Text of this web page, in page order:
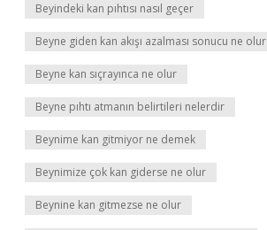
Beyindeki kan pıhtısı nasıl geçer
Beyne giden kan akışı azalması sonucu ne olur
Beyne kan sıçrayınca ne olur
Beyne pıhtı atmanın belirtileri nelerdir
Beynime kan gitmiyor ne demek
Beynimize çok kan giderse ne olur
Beynine kan gitmezse ne olur